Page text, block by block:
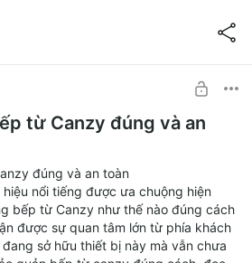
từ Canzy đúng và an
đúng và an toàn
nổi tiếng được ưa chuộng hiện
bếp từ Canzy như thế nào đúng cách
được sự quan tâm lớn từ phía khách
sở hữu thiết bị này mà vẫn chưa